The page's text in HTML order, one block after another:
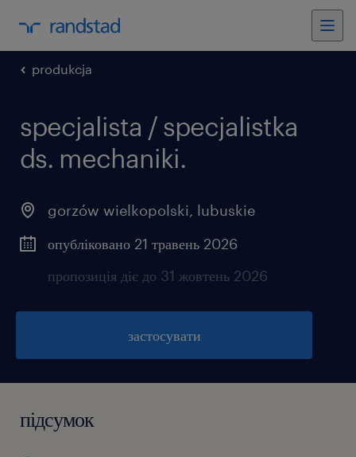
produkcja
specjalista / specjalistka
ds. mechaniki.
gorzów wielkopolski, lubuskie
опубліковано 21 травень 2026
пропозиція діє до 31 жовтень 2026
застосувати
підсумок